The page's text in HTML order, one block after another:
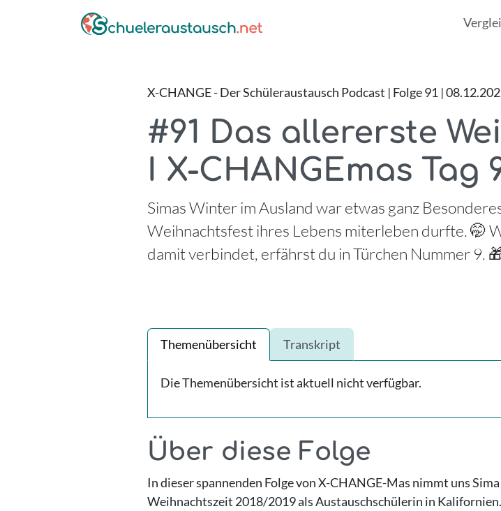
X-CHANGE - Der Schüleraustausch Podcast | Folge 91 |
#91 Das allererste
I X-CHANGEmas Tag
Simas Winter im Ausland war etwas ganz
Weihnachtsfest ihres Lebens miterleben durfte. 🤭
damit verbindet, erfährst du in Türchen Nummer 9.
Themenübersicht Transkript
Die Themenübersicht ist aktuell nicht verfügbar.
Über diese Folge
In dieser spannenden Folge von X-CHANGE-Mas nimmt uns
Weihnachtszeit 2018/2019 als Austauschschülerin in